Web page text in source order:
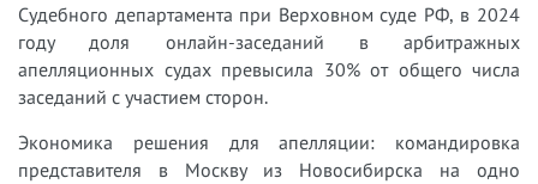
Судебного департамента при Верховном суде РФ, в 2024
году доля онлайн-заседаний в арбитражных
апелляционных судах превысила 30% от общего числа
заседаний с участием сторон.
Экономика решения для апелляции: командировка
представителя в Москву из Новосибирска на одно